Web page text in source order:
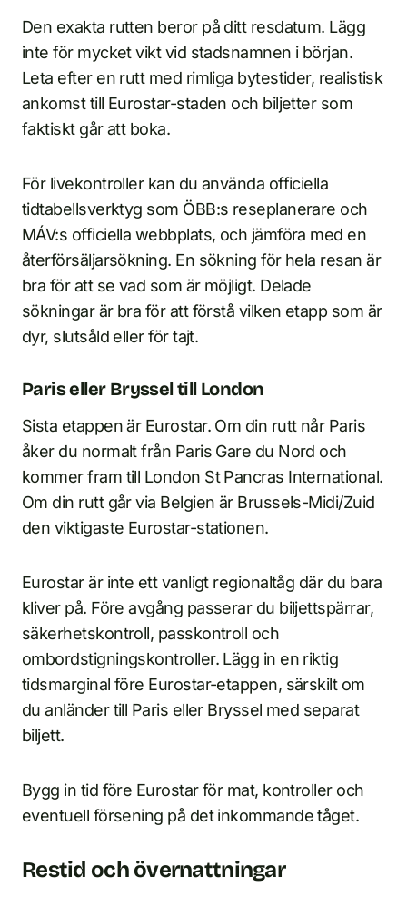
Den exakta rutten beror på ditt resdatum. Lägg
inte för mycket vikt vid stadsnamnen i början.
Leta efter en rutt med rimliga bytestider, realistisk
ankomst till Eurostar-staden och biljetter som
faktiskt går att boka.
För livekontroller kan du använda officiella
tidtabellsverktyg som ÖBB:s reseplanerare och
MÁV:s officiella webbplats, och jämföra med en
återförsäljarsökning. En sökning för hela resan är
bra för att se vad som är möjligt. Delade
sökningar är bra för att förstå vilken etapp som är
dyr, slutsåld eller för tajt.
Paris eller Bryssel till London
Sista etappen är Eurostar. Om din rutt når Paris
åker du normalt från Paris Gare du Nord och
kommer fram till London St Pancras International.
Om din rutt går via Belgien är Brussels-Midi/Zuid
den viktigaste Eurostar-stationen.
Eurostar är inte ett vanligt regionaltåg där du bara
kliver på. Före avgång passerar du biljettspärrar,
säkerhetskontroll, passkontroll och
ombordstigningskontroller. Lägg in en riktig
tidsmarginal före Eurostar-etappen, särskilt om
du anländer till Paris eller Bryssel med separat
biljett.
Bygg in tid före Eurostar för mat, kontroller och
eventuell försening på det inkommande tåget.
Restid och övernattningar